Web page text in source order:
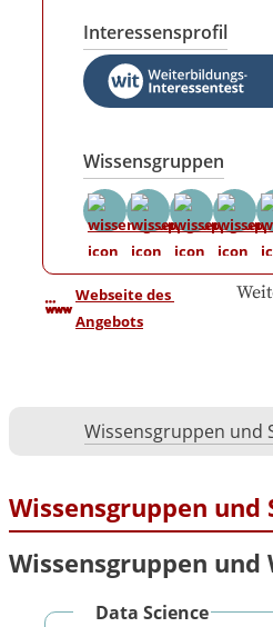
Interessensprofil
Wissensgruppen
Webseite des
Angebots
Wissensgruppen und
Wissensgruppen und
Wissensgruppen und
Data Science